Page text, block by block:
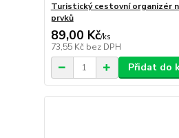
Turistický cestovní organizér
prvků
89,00 Kč/ks
73,55 Kč bez DPH
Přidat do